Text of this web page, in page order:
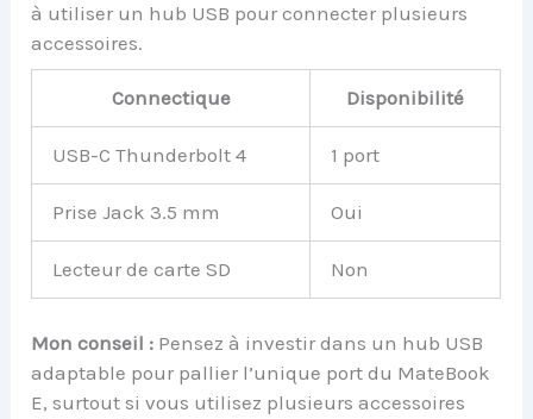
à utiliser un hub USB pour connecter plusieurs
accessoires.
Connectique Disponibilité
USB-C Thunderbolt 4 1 port
Prise Jack 3.5 mm Oui
Lecteur de carte SD Non
Mon conseil : Pensez à investir dans un hub USB
adaptable pour pallier l’unique port du MateBook
E, surtout si vous utilisez plusieurs accessoires